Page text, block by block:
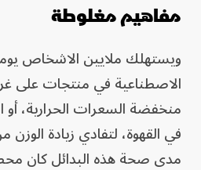
مفاهيم مغلوطة
ويستهلك ملايين الاشخاص
الاصطناعية في منتجات على
منخفضة السعرات الحرارية،
في القهوة، لتفادي زيادة الوزن
مدى صحة هذه البدائل كان